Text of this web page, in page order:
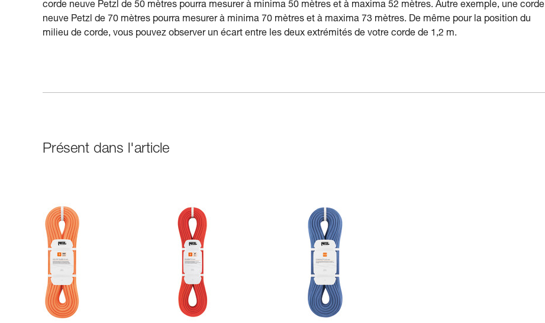
corde neuve Petzl de 50 mètres pourra mesurer à minima 50 mètres et à maxima 52 mètres. Autre exemple, une corde
neuve Petzl de 70 mètres pourra mesurer à minima 70 mètres et à maxima 73 mètres. De même pour la position du
milieu de corde, vous pouvez observer un écart entre les deux extrémités de votre corde de 1,2 m.
Présent dans l'article